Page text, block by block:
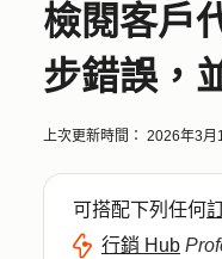
檢閱客戶
步錯誤，
上次更新時間： 2026年3月
可搭配下列任何
行銷 Hub